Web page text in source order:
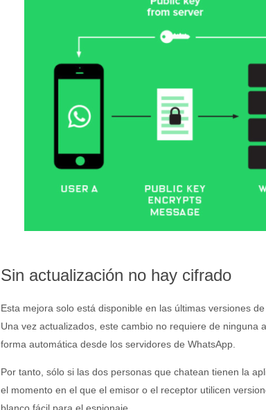
Sin actualización no hay cifrado
Esta mejora solo está disponible en las últimas versiones
Una vez actualizados, este cambio no requiere de ninguna
forma automática desde los servidores de WhatsApp.
Por tanto, sólo si las dos personas que chatean tienen la
el momento en el que el emisor o el receptor utilicen